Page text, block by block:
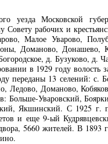
уезда Московской
рабочих и
Малое Уварово,
Доманово, Донашево,
д. Бузуково,
в 1929 году волость
переданы 13 селений: с.
Доманово,
Больше-Уваровский,
Якшинский. С 1925 г.
и еще 9-ый
5660 жителей. В 1893